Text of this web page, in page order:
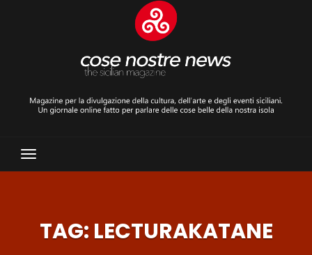
Toggle
Navigation
TAG: LECTURAKATANE